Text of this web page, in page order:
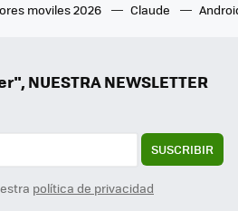
moviles 2026 Claude
NUESTRA NEWSLETTER
SUSCRIBIR
política de privacidad